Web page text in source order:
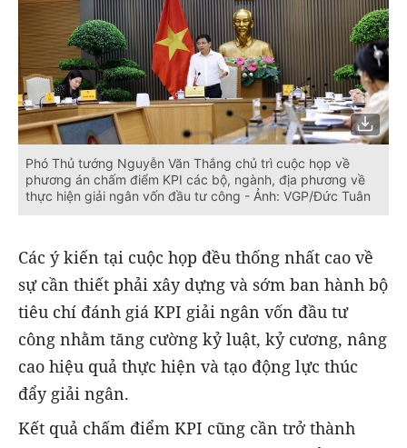
Phó Thủ tướng Nguyễn Văn Thắng chủ trì cuộc họp về
phương án chấm điểm KPI các bộ, ngành, địa phương về
thực hiện giải ngân vốn đầu tư công - Ảnh: VGP/Đức Tuân
Các ý kiến tại cuộc họp đều thống nhất cao về
sự cần thiết phải xây dựng và sớm ban hành bộ
tiêu chí đánh giá KPI giải ngân vốn đầu tư
công nhằm tăng cường kỷ luật, kỷ cương, nâng
cao hiệu quả thực hiện và tạo động lực thúc
đẩy giải ngân.
Kết quả chấm điểm KPI cũng cần trở thành